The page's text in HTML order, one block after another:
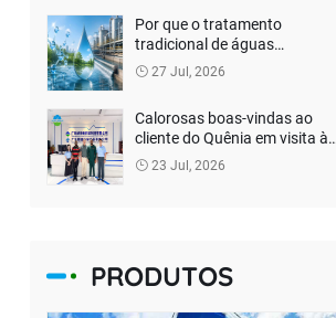
Por que o tratamento
tradicional de águas
residuaisnão consegue lidar
com altas-DQO Águas
27 Jul, 2026
Calorosas boas-vindas ao
cliente do Quênia em visita à
WTEYA - Discutidas soluções
de dessalinização costeira
23 Jul, 2026
PRODUTOS